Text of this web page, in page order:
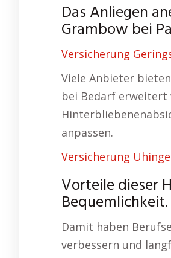
Das Anliegen
Grambow bei
Versicherung
Viele Anbieter
bei Bedarf erweitert
anpassen.
Versicherung
Vorteile dieser
Bequemlichkeit.
Damit haben
verbessern und